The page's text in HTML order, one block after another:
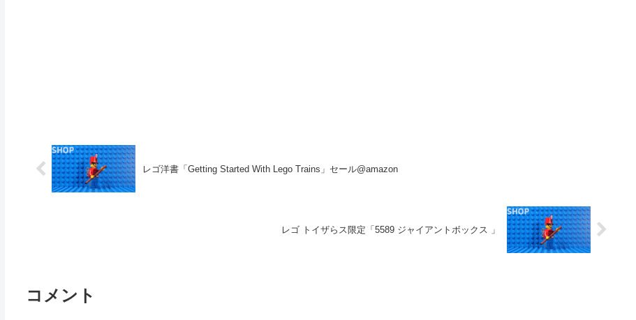
レゴ洋書「Getting Started With Lego Trains」セール@amazon
レゴ トイザらス限定「5589 ジャイアントボックス 」
コメント